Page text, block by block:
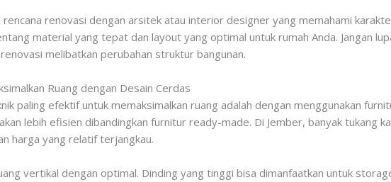
rencana renovasi dengan arsitek atau interior designer yang memahami
material yang tepat dan layout yang optimal untuk rumah Anda. Jangan
melibatkan perubahan struktur bangunan.
Ruang dengan Desain Cerdas
paling efektif untuk memaksimalkan ruang adalah dengan menggunakan
lebih efisien dibandingkan furnitur ready-made. Di Jember, banyak tukang
harga yang relatif terjangkau.
vertikal dengan optimal. Dinding yang tinggi bisa dimanfaatkan untuk